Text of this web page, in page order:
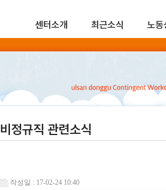
센터소개 최근소식 노동
비정규직 관련소식
작성일 : 17-02-24 10:40